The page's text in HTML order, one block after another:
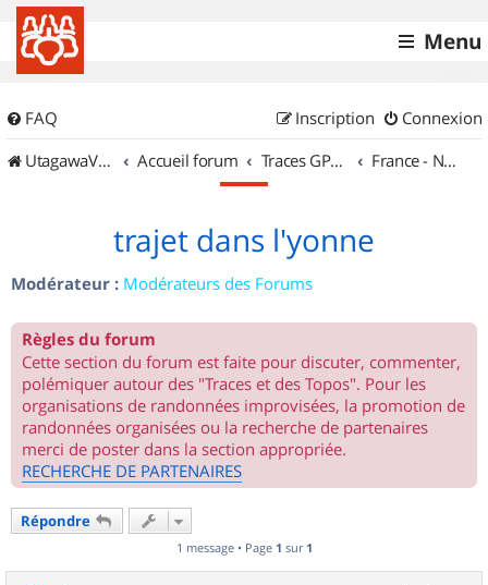
Menu
FAQ Connexion
Inscription
UtagawaVTT (Randos VTT et VTTAE avec traces GPS)
Accueil forum Traces GPS de randos VTT France - Nord Est
trajet dans l'yonne
Modérateur : Modérateurs des Forums
Règles du forum
Cette section du forum est faite pour discuter, commenter,
polémiquer autour des "Traces et des Topos". Pour les
organisations de randonnées improvisées, la promotion de
randonnées organisées ou la recherche de partenaires
merci de poster dans la section appropriée.
RECHERCHE DE PARTENAIRES
Répondre
1 message • Page 1 sur 1